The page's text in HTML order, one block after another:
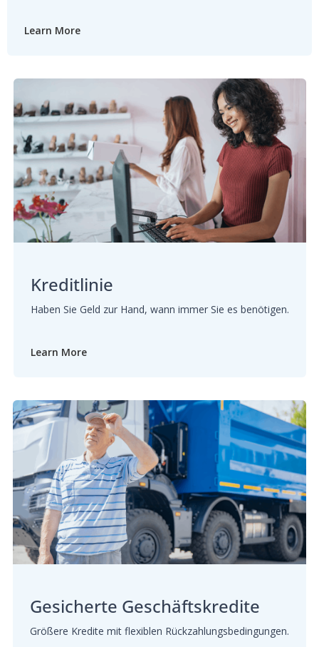
Learn More
Kreditlinie
Haben Sie Geld zur Hand, wann immer Sie es benötigen.
Learn More
Gesicherte Geschäftskredite
Größere Kredite mit flexiblen Rückzahlungsbedingungen.